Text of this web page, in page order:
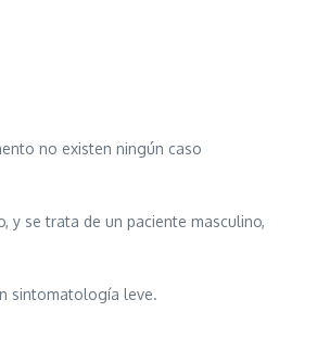
no existen ningún caso
y se trata de un paciente masculino,
sintomatología leve.